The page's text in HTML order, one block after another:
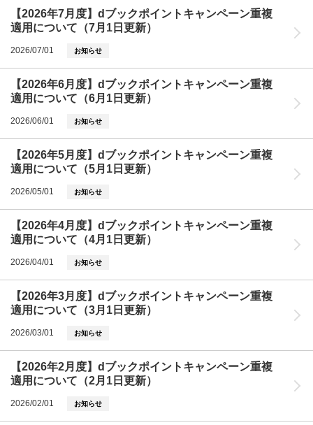
【2026年7月度】dブックポイントキャンペーン重複
適用について（7月1日更新）
2026/07/01 お知らせ
【2026年6月度】dブックポイントキャンペーン重複
適用について（6月1日更新）
2026/06/01 お知らせ
【2026年5月度】dブックポイントキャンペーン重複
適用について（5月1日更新）
2026/05/01 お知らせ
【2026年4月度】dブックポイントキャンペーン重複
適用について（4月1日更新）
2026/04/01 お知らせ
【2026年3月度】dブックポイントキャンペーン重複
適用について（3月1日更新）
2026/03/01 お知らせ
【2026年2月度】dブックポイントキャンペーン重複
適用について（2月1日更新）
2026/02/01 お知らせ